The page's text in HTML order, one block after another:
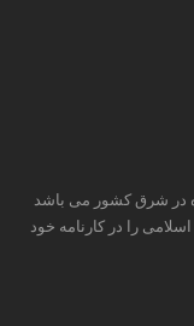
در شرق کشور می باشد
را در کارنامه خود